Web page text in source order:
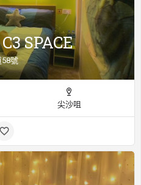
SPACE
號
尖沙咀